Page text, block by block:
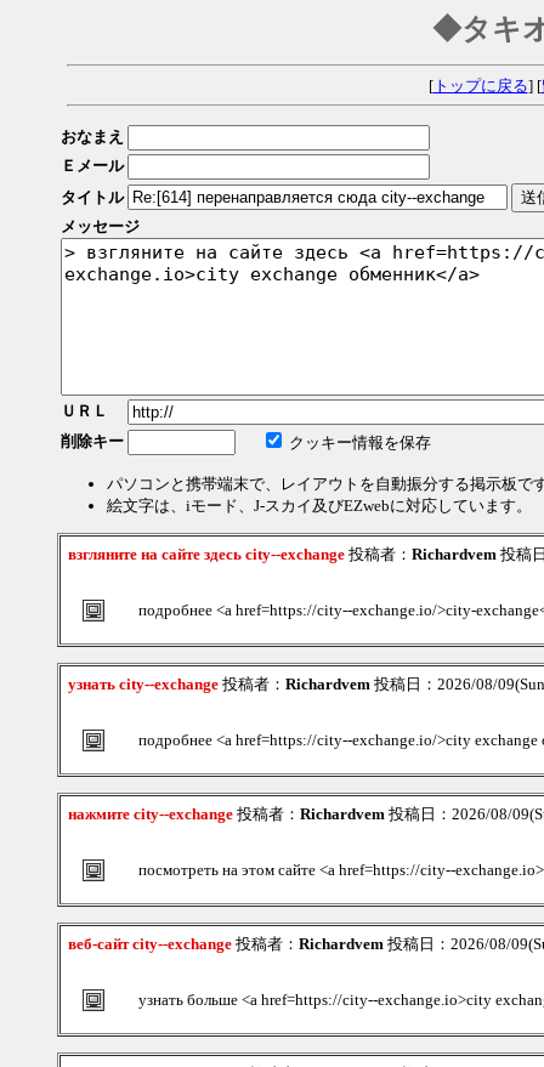
◆タキ
[トップに戻る] [
おなまえ
Ｅメール
タイトル
メッセージ
ＵＲＬ
削除キー
クッキー情報を保存
パソコンと携帯端末で、レイアウトを自動振分する掲示板で
絵文字は、iモード、J-スカイ及びEZwebに対応しています。
взгляните на сайте здесь city--exchange 投稿者： Richardvem 投稿
подробнее <a href=https://city--exchange.io/>city-
узнать city--exchange 投稿者： Richardvem 投稿日：2026/08/
подробнее <a href=https://city--exchange.io/>city exchange
нажмите city--exchange 投稿者： Richardvem 投稿日：2026/08/
посмотреть на этом сайте <a href=https://city--
веб-сайт city--exchange 投稿者： Richardvem 投稿日：2026/08/
узнать больше <a href=https://city--exchange.io>city